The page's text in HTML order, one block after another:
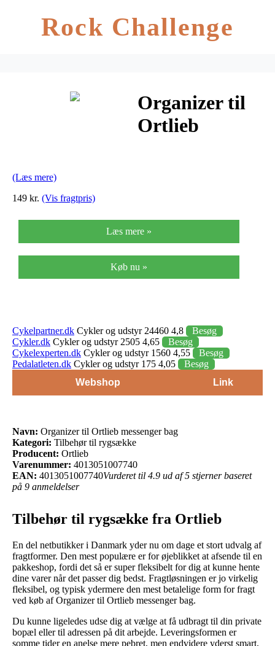
Rock Challenge
Organizer til
Ortlieb
(Læs mere)
149 kr. (Vis fragtpris)
Læs mere »
Køb nu »
Cykelpartner.dk Cykler og udstyr 24460 4,8
Besøg
Cykler.dk Cykler og udstyr 2505 4,65
Besøg
Cykelexperten.dk Cykler og udstyr 1560 4,55
Besøg
Pedalatleten.dk Cykler og udstyr 175 4,05
Besøg
Webshop
Link
Navn: Organizer til Ortlieb messenger bag
Kategori: Tilbehør til rygsække
Producent: Ortlieb
Varenummer: 4013051007740
EAN: 4013051007740Vurderet til 4.9 ud af 5 stjerner baseret
på 9 anmeldelser
Tilbehør til rygsække fra Ortlieb
En del netbutikker i Danmark yder nu om dage et stort udvalg af
fragtformer. Den mest populære er for øjeblikket at afsende til en
pakkeshop, fordi det så er super fleksibelt for dig at kunne hente
dine varer når det passer dig bedst. Fragtløsningen er jo virkelig
fleksibel, og typisk ydermere den mest betalelige form for fragt
ved køb af Organizer til Ortlieb messenger bag.
Du kunne ligeledes udse dig at vælge at få udbragt til din private
bopæl eller til adressen på dit arbejde. Leveringsformen er
somme tider en anelse mere pebret, men endvidere yderst smart.